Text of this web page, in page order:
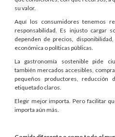
su valor.
Aquí los consumidores tenemos
responsabilidad. Es injusto cargar
dependen de precios,
económica o políticas públicas.
La gastronomía sostenible pide
también mercados accesibles,
pequeños productores, reducción
etiquetado claros.
Elegir mejor importa. Pero facilitar
importa aún más.